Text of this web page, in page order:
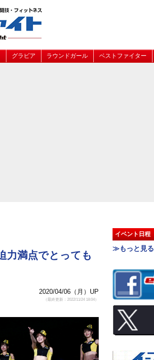
グラビア ラウンドガール ベストファイター
力満点でとっても
2020/04/06（月）UP
（最終更新：2022/11/24 18:04）
イベント日程
≫もっと見る